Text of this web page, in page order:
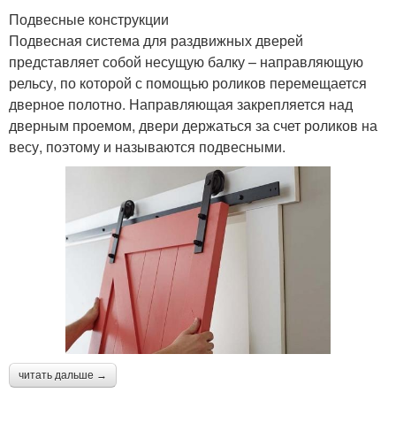
Подвесные конструкции
Подвесная система для раздвижных дверей
представляет собой несущую балку – направляющую
рельсу, по которой с помощью роликов перемещается
дверное полотно. Направляющая закрепляется над
дверным проемом, двери держаться за счет роликов на
весу, поэтому и называются подвесными.
читать дальше →